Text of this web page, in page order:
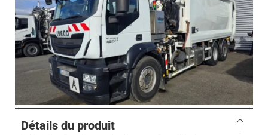
Détails du produit